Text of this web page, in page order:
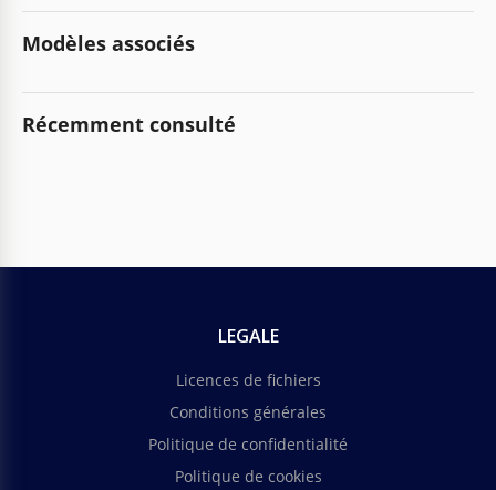
Modèles associés
Récemment consulté
LEGALE
Licences de fichiers
Conditions générales
Politique de confidentialité
Politique de cookies